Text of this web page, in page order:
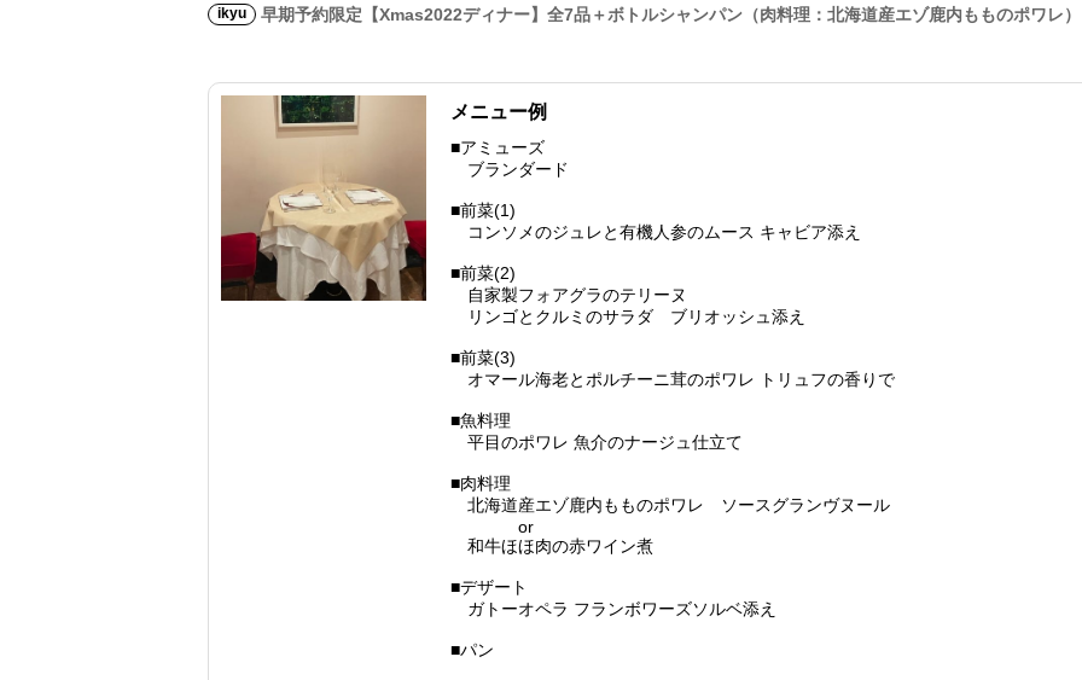
ikyu 早期予約限定【Xmas2022ディナー】全7品＋ボトルシャンパン（肉料理：北海道産エゾ鹿内もものポワレ）
メニュー例
■アミューズ
ブランダード
■前菜(1)
コンソメのジュレと有機人参のムース キャビア添え
■前菜(2)
自家製フォアグラのテリーヌ
リンゴとクルミのサラダ ブリオッシュ添え
■前菜(3)
オマール海老とポルチーニ茸のポワレ トリュフの香りで
■魚料理
平目のポワレ 魚介のナージュ仕立て
■肉料理
北海道産エゾ鹿内もものポワレ ソースグランヴヌール
or
和牛ほほ肉の赤ワイン煮
■デザート
ガトーオペラ フランボワーズソルベ添え
■パン